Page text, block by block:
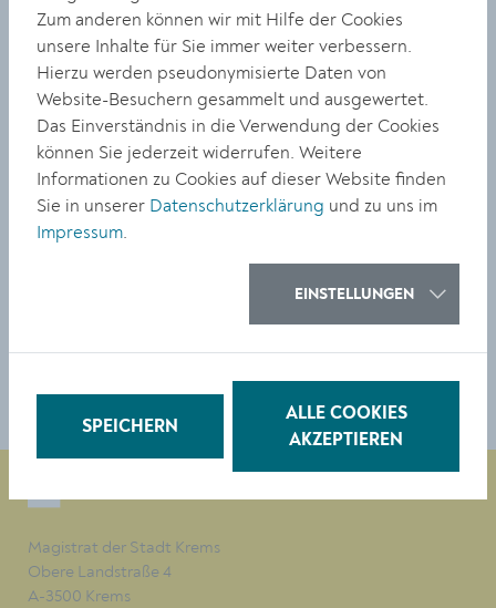
Die Türen stehen am Freitag, 16. Dezember, von 08:00
bis 12:00 Uhr für Besucher:innen offen. Neben
Führungen für Eltern und Schüler:innen durch das
moderne Schulgebäude stehen Action im Turnsaal,
Experimente im Physiksaal und Einblicke in
verschiedene Themenklassen wie Englisch,
Legasthenie-Förderung oder Ernährung und Haushalt
auf dem Programm. Für die Stärkung der
Besucher:innen wird ein „Kaffeehaus“ eingerichtet.
Magistrat der Stadt Krems
Obere Landstraße 4
A-3500 Krems
Zum anderen können wir mit Hilfe der Cookies
unsere Inhalte für Sie immer weiter verbessern.
Hierzu werden pseudonymisierte Daten von
Website-Besuchern gesammelt und ausgewertet.
Das Einverständnis in die Verwendung der Cookies
können Sie jederzeit widerrufen. Weitere
Informationen zu Cookies auf dieser Website finden
Sie in unserer Datenschutzerklärung und zu uns im
Impressum.
EINSTELLUNGEN
SPEICHERN
ALLE COOKIES
AKZEPTIEREN